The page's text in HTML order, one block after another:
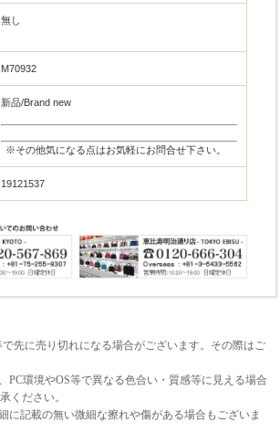
無し
M70932
新品/Brand new
※その他気になる点はお気軽にお問合せ下さい。
19121537